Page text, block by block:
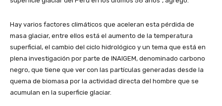
Hay varios factores climáticos que aceleran esta pérdida de
masa glaciar, entre ellos está el aumento de la temperatura
superficial, el cambio del ciclo hidrológico y un tema que está en
plena investigación por parte de INAIGEM, denominado carbono
negro, que tiene que ver con las partículas generadas desde la
quema de biomasa por la actividad directa del hombre que se
acumulan en la superficie glaciar.